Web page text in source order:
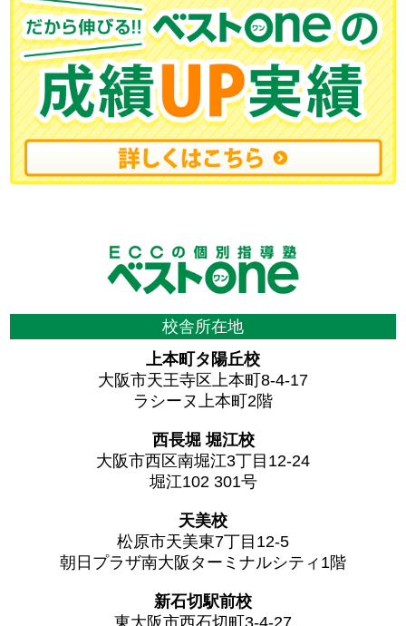
校舎所在地
上本町タ陽丘校
大阪市天王寺区上本町8-4-17
ラシーヌ上本町2階
西長堀 堀江校
大阪市西区南堀江3丁目12-24
堀江102 301号
天美校
松原市天美東7丁目12-5
朝日プラザ南大阪ターミナルシティ1階
新石切駅前校
東大阪市西石切町3-4-27